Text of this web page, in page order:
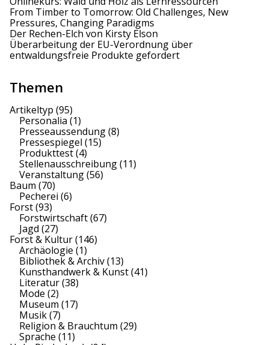
n
From Timber to Tomorrow: Old Challenges, New
Pressures, Changing Paradigms
Der Rechen-Elch von Kirsty Elson
Überarbeitung der EU-Verordnung über
entwaldungsfreie Produkte gefordert
Themen
Artikeltyp (95)
Personalia (1)
Presseaussendung(8)
Pressespiegel (15)
Produkttest(4)
Stellenausschreibung(11)
Veranstaltung(56)
Baum (70)
Pecherei (6)
Forst(93)
Forstwirtschaft(67)
Jagd (27)
Forst & Kultur(146)
Archäologie (1)
Bibliothek & Archiv(13)
Kunsthandwerk & Kunst(41)
Literatur(38)
Mode (2)
Museum (17)
Musik(7)
Religion & Brauchtum (29)
Sprache (11)